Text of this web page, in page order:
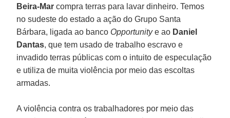
Beira-Marcompra terras para lavar dinheiro. Temos
no sudeste do estado a ação do Grupo Santa
Bárbara, ligada ao banco Opportunitye ao Daniel
Dantas, que tem usado de trabalho escravo e
invadido terras públicas com o intuito de especulação
e utiliza de muita violência por meio das escoltas
armadas.
A violência contra os trabalhadores por meio das